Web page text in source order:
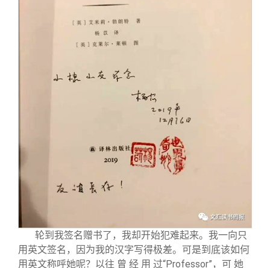
轮到我签名赠书了，我却开始犯难起来。我一向只
用英文签名，因为我的汉字写得极差。可是到底该如何
用英文称呼她呢？以往 曾 经 用 过“Professor”，可 她